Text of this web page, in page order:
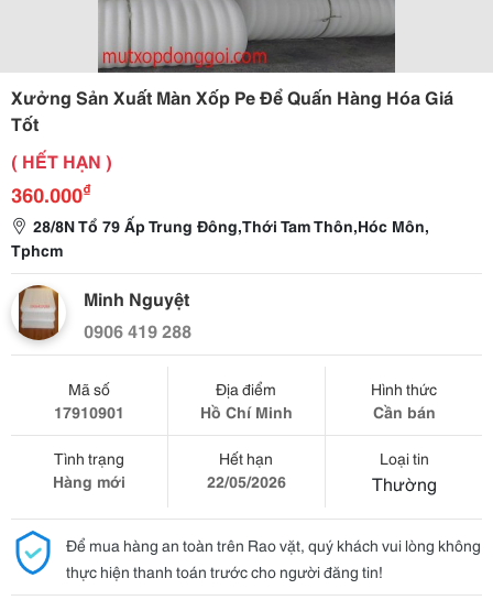
Xưởng Sản Xuất Màn Xốp Pe Để Quấn Hàng Hóa Giá
Tốt
( HẾT HẠN )
360.000₫
28/8N Tổ 79 Ấp Trung Đông,Thới Tam Thôn,Hóc Môn,
Tphcm
Minh Nguyệt
0906 419 288
Mã số
17910901
Địa điểm
Hồ Chí Minh
Hình thức
Cần bán
Tình trạng
Hàng mới
Hết hạn
22/05/2026
Loại tin
Thường
Để mua hàng an toàn trên Rao vặt, quý khách vui lòng không
thực hiện thanh toán trước cho người đăng tin!